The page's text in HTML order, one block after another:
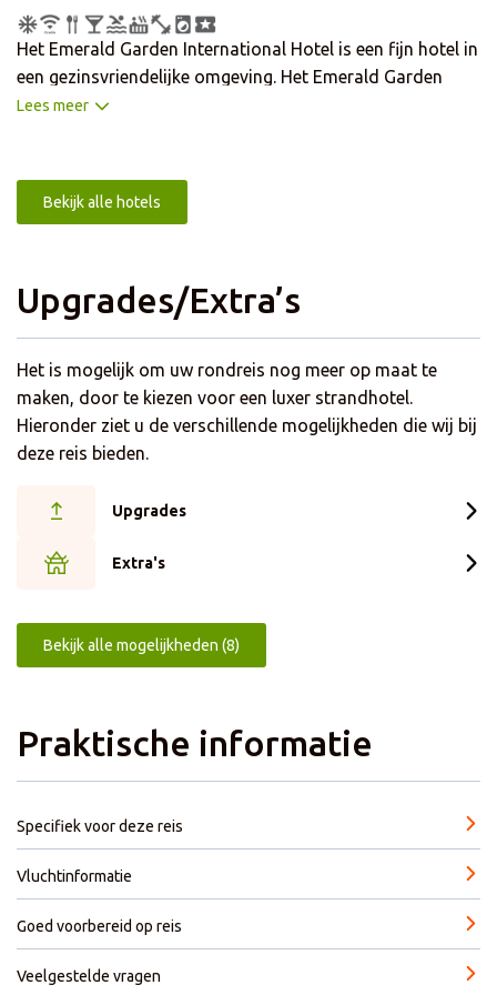
Het Emerald Garden International Hotel is een fijn hotel in
een gezinsvriendelijke omgeving. Het Emerald Garden
International Hotel ligt in het centrum van Medan, op
restaurants met Indonesische en internationale
gerechten, bar, spa, sportfaciliteiten en gratis WiFi.
en karaoke aanwezig. De kamer is voorzien van airco,
minibar, TV, koffie-/theefaciliteiten en badkamer met bad
Lees meer
Bekijk alle hotels
Upgrades/Extra’s
Het is mogelijk om uw rondreis nog meer op maat te
maken, door te kiezen voor een luxer strandhotel.
Hieronder ziet u de verschillende mogelijkheden die wij bij
deze reis bieden.
Upgrades
Extra's
Bekijk alle mogelijkheden (8)
Praktische informatie
Specifiek voor deze reis
Vluchtinformatie
Goed voorbereid op reis
Veelgestelde vragen